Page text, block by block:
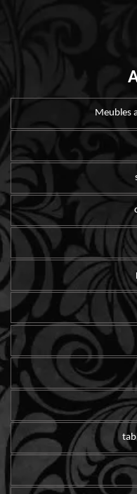
Meubles